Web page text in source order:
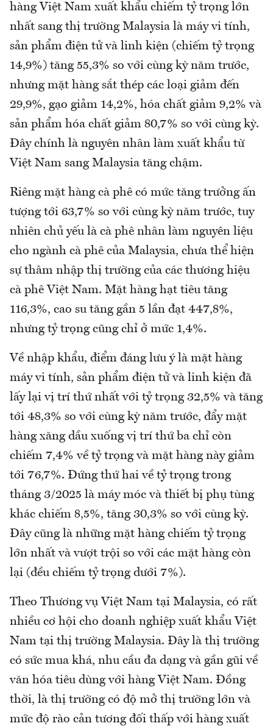
hàng Việt Nam xuất khẩu chiếm tỷ trọng lớn
nhất sang thị trường Malaysia là máy vi tính,
sản phẩm điện tử và linh kiện (chiếm tỷ trọng
14,9%) tăng 55,3% so với cùng kỳ năm trước,
nhưng mặt hàng sắt thép các loại giảm đến
29,9%, gạo giảm 14,2%, hóa chất giảm 9,2% và
sản phẩm hóa chất giảm 80,7% so với cùng kỳ.
Đây chính là nguyên nhân làm xuất khẩu từ
Việt Nam sang Malaysia tăng chậm.
Riêng mặt hàng cà phê có mức tăng trưởng ấn
tượng tới 63,7% so với cùng kỳ năm trước, tuy
nhiên chủ yếu là cà phê nhân làm nguyên liệu
cho ngành cà phê của Malaysia, chưa thể hiện
sự thâm nhập thị trường của các thương hiệu
cà phê Việt Nam. Mặt hàng hạt tiêu tăng
116,3%, cao su tăng gần 5 lần đạt 447,8%,
nhưng tỷ trọng cũng chỉ ở mức 1,4%.
Về nhập khẩu, điểm đáng lưu ý là mặt hàng
máy vi tính, sản phẩm điện tử và linh kiện đã
lấy lại vị trí thứ nhất với tỷ trọng 32,5% và tăng
tới 48,3% so với cùng kỳ năm trước, đẩy mặt
hàng xăng dầu xuống vị trí thứ ba chỉ còn
chiếm 7,4% về tỷ trọng và mặt hàng này giảm
tới 76,7%. Đứng thứ hai về tỷ trọng trong
tháng 3/2025 là máy móc và thiết bị phụ tùng
khác chiếm 8,5%, tăng 30,3% so với cùng kỳ.
Đây cũng là những mặt hàng chiếm tỷ trọng
lớn nhất và vượt trội so với các mặt hàng còn
lại (đều chiếm tỷ trọng dưới 7%).
Theo Thương vụ Việt Nam tại Malaysia, có rất
nhiều cơ hội cho doanh nghiệp xuất khẩu Việt
Nam tại thị trường Malaysia. Đây là thị trường
có sức mua khá, nhu cầu đa dạng và gần gũi về
văn hóa tiêu dùng với hàng Việt Nam. Đồng
thời, là thị trường có độ mở thị trường lớn và
mức độ rào cản tương đối thấp với hàng xuất